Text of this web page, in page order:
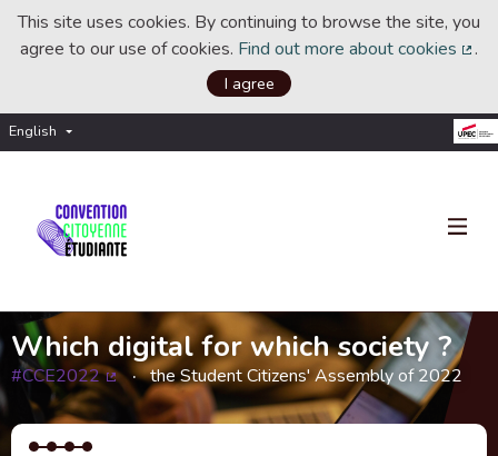
This site uses cookies. By continuing to browse the site, you
agree to our use of cookies. Find out more about cookies .
I agree
English Choisir la langue
Which digital for which society ?
#CCE2022
(External link)
the Student Citizens' Assembly of 2022